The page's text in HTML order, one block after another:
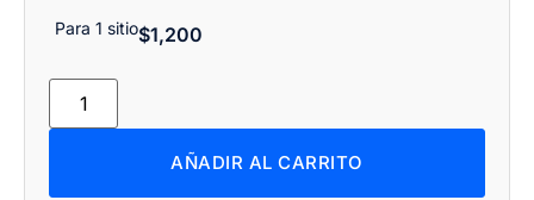
Para 1 sitio$1,200
AÑADIR AL CARRITO